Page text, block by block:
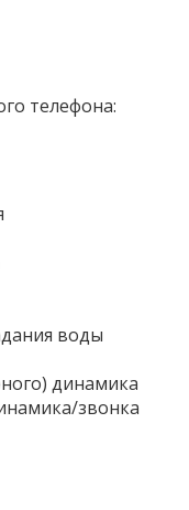
телефона:
воды
динамика
звонка